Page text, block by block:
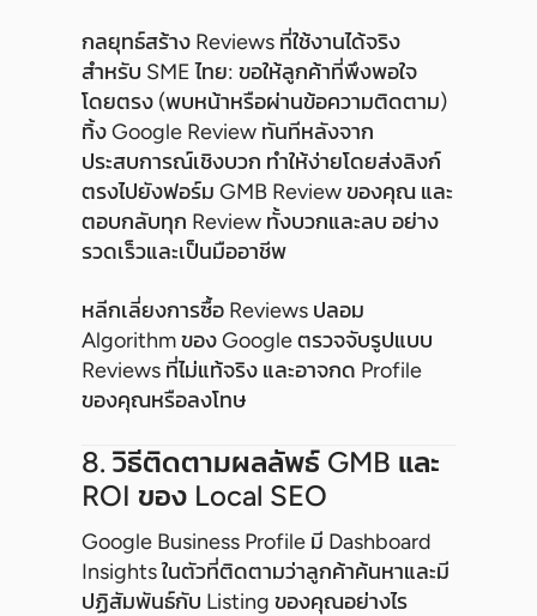
กลยุทธ์สร้าง Reviews ที่ใช้งานได้จริง
สำหรับ SME ไทย: ขอให้ลูกค้าที่พึงพอใจ
โดยตรง (พบหน้าหรือผ่านข้อความติดตาม)
ทิ้ง Google Review ทันทีหลังจาก
ประสบการณ์เชิงบวก ทำให้ง่ายโดยส่งลิงก์
ตรงไปยังฟอร์ม GMB Review ของคุณ และ
ตอบกลับทุก Review ทั้งบวกและลบ อย่าง
รวดเร็วและเป็นมืออาชีพ
หลีกเลี่ยงการซื้อ Reviews ปลอม
Algorithm ของ Google ตรวจจับรูปแบบ
Reviews ที่ไม่แท้จริง และอาจกด Profile
ของคุณหรือลงโทษ
8. วิธีติดตามผลลัพธ์ GMB และ
ROI ของ Local SEO
Google Business Profile มี Dashboard
Insights ในตัวที่ติดตามว่าลูกค้าค้นหาและมี
ปฏิสัมพันธ์กับ Listing ของคุณอย่างไร